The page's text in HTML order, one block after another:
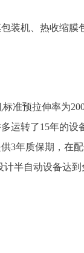
装机、热收缩
标准预拉伸率为
运转了15年的设
3年质保期，在
计半自动设备达